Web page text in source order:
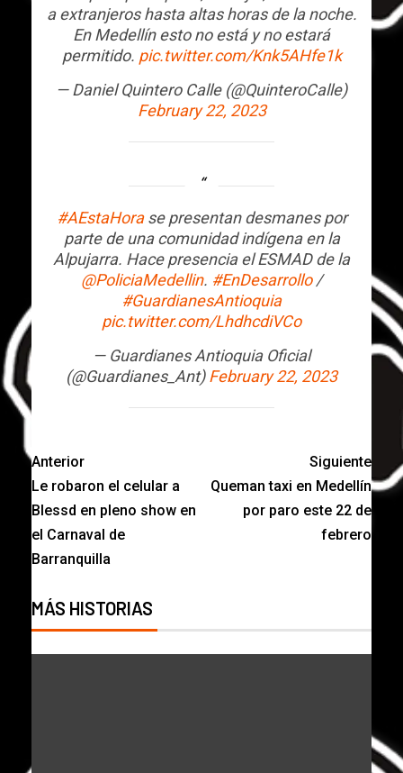
a extranjeros hasta altas horas de la noche.
En Medellín esto no está y no estará
permitido. pic.twitter.com/Knk5AHfe1k
— Daniel Quintero Calle (@QuinteroCalle)
February 22, 2023
#AEstaHorase presentan desmanes por
parte de una comunidad indígena en la
Alpujarra. Hace presencia el ESMAD de la
@PoliciaMedellin. #EnDesarrollo/
#GuardianesAntioquia
pic.twitter.com/LhdhcdiVCo
— Guardianes Antioquia Oficial
(@Guardianes_Ant)February 22, 2023
Anterior
Le robaron el celular a
Blessd en pleno show en
el Carnaval de
Barranquilla
Siguiente
Queman taxi en Medellín
por paro este 22 de
febrero
MÁS HISTORIAS